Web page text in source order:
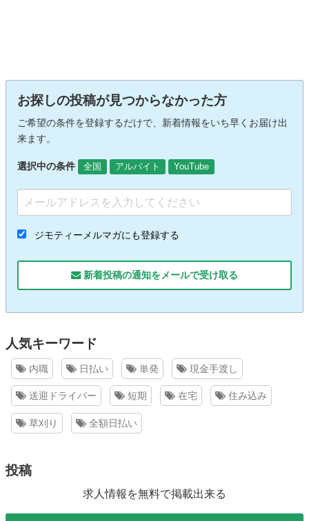
お探しの投稿が見つからなかった方
ご希望の条件を登録するだけで、新着情報をいち早くお届け出
来ます。
選択中の条件 全国 アルバイト YouTube
ジモティーメルマガにも登録する
新着投稿の通知をメールで受け取る
人気キーワード
内職 日払い 単発 現金手渡し
送迎ドライバー 短期 在宅 住み込み
草刈り 全額日払い
投稿
求人情報を無料で掲載出来る